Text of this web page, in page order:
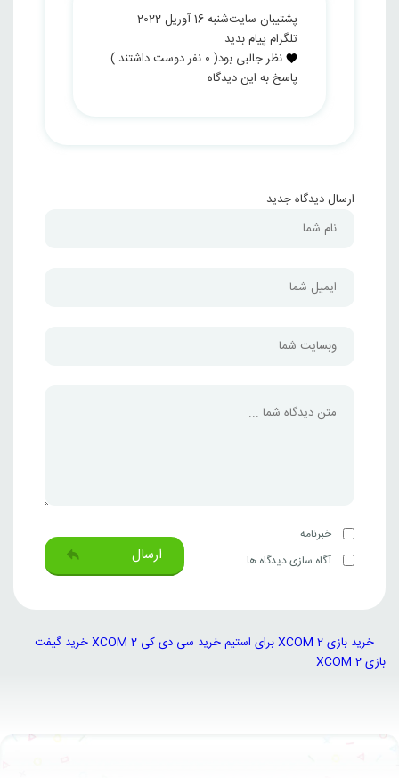
پشتیبان سایتشنبه 16 آوریل 2022
تلگرام پیام بدید
نظر جالبی بود(
0 نفر دوست داشتند )
پاسخ به این دیدگاه
ارسال دیدگاه جدید
خبرنامه
آگاه سازی دیدگاه ها
ارسال
خرید بازی XCOM 2 برای استیم خرید سی دی کی XCOM 2
خرید گیفت
بازی XCOM 2